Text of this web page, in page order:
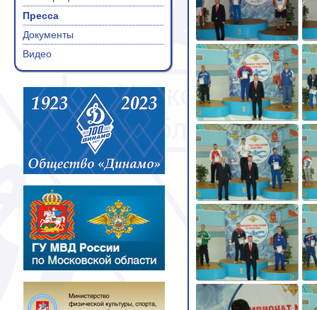
Пресса
Документы
Видео